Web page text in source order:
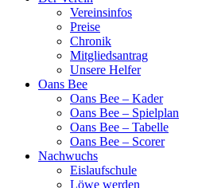
Vereinsinfos
Preise
Chronik
Mitgliedsantrag
Unsere Helfer
Oans Bee
Oans Bee – Kader
Oans Bee – Spielplan
Oans Bee – Tabelle
Oans Bee – Scorer
Nachwuchs
Eislaufschule
Löwe werden